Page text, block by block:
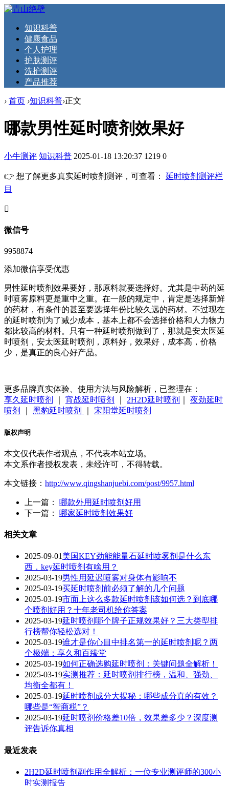
知识科普
健康食品
个人护理
护肤测评
洗护测评
产品推荐
› 首页 ›知识科普›正文
哪款男性延时喷剂效果好
小牛测评 知识科普 2025-01-18 13:20:37 1219 0
👉 想了解更多真实延时喷剂测评，可查看： 延时喷剂测评栏
目
󦘖
微信号
9958874
添加微信享受优惠
男性延时喷剂效果要好，那原料就要选择好。尤其是中药的延
时喷雾原料更是重中之重。在一般的规定中，肯定是选择新鲜
的药材，有条件的甚至要选择年份比较久远的药材。不过现在
的延时喷剂为了减少成本，基本上都不会选择价格和人力物力
都比较高的材料。只有一种延时喷剂做到了，那就是安太医延
时喷剂，安太医延时喷剂，原料好，效果好，成本高，价格
少，是真正的良心好产品。
更多品牌真实体验、使用方法与风险解析，已整理在：
享久延时喷剂
宵战延时喷剂 2H2D延时喷剂
夜劲延时
喷剂
黑豹延时喷剂 宋阳堂延时喷剂
版权声明
本文仅代表作者观点，不代表本站立场。
本文系作者授权发表，未经许可，不得转载。
本文链接： http://www.qingshanjuebi.com/post/9957.html
上一篇： 哪款外用延时喷剂好用
下一篇： 哪家延时喷剂效果好
相关文章
2025-09-01 美国KEY劲能能量石延时喷雾剂是什么东
西，key延时喷剂有啥用？
2025-03-19男性用延迟喷雾对身体有影响不
2025-03-19买延时喷剂前必须了解的几个问题
2025-03-19市面上这么多款延时喷剂该如何选？到底哪
个喷剂好用？十年老司机给你答案
2025-03-19延时喷剂哪个牌子正规效果好？三大类型排
行榜帮你轻松选对！
2025-03-19谁才是你心目中排名第一的延时喷剂呢？两
个极端：享久和百臻堂
2025-03-19如何正确选购延时喷剂：关键问题全解析！
2025-03-19实测推荐：延时喷剂排行榜，温和、强劲、
均衡全都有！
2025-03-19延时喷剂成分大揭秘：哪些成分真的有效？
哪些是“智商税”？
2025-03-19延时喷剂价格差10倍，效果差多少？深度测
评告诉你真相
最近发表
2H2D延时喷剂副作用全解析：一位专业测评师的300小
时实测报告